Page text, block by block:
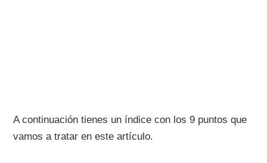
A continuación tienes un índice con los 9 puntos que
vamos a tratar en este artículo.